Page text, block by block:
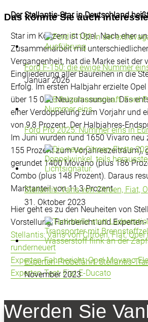
Der Stellantis-Star in Deutschland
Star im Konzern ist Opel. Nach eher
Zusammenarbeit mit
Vergangenheit, hat die Marke seit der
Eingliederung aller Baureihen in die
Erfolg. Im ersten Halbjahr erzielte
über 15 000 Neuzulassungen. Das
einer Verdoppelung zum Vorjahr und
von 9,8 Prozent. Der Halbjahres-
Im Juni wurden rund 1650 Vivaro neu
155 Prozent zum Vorjahreszeitraum),
gerundet 1400 Movano (plus 186
Combo (plus 148 Prozent). Daraus
Marktanteil von 11,3 Prozent.
Hier geht es zu den Neuheiten von
Vorstellung, Fahrbericht und Experten-
Stellantis: Vans von Citroen, Fiat, Opel
runderneuert
Experten-Fahrbericht: Opel Movano
Experten-Test: Fiat E-Ducato
Das könnte Sie auch
Ford F-150: die ewige Nummer
Januar 2026
Ford Pro 2025: Nummer eins in
Stellantis: Vans von Citroen, Fiat,
31. Oktober 2023
Experten-Probefahrt: Stellantis-
November 2023
Werden Sie